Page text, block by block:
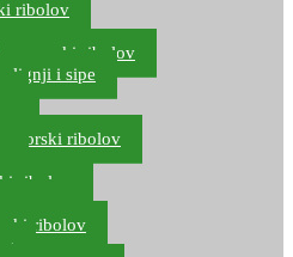
ribolov
morski ribolov
lignji i sipe
morski ribolov
ribolov
za more
ribolov